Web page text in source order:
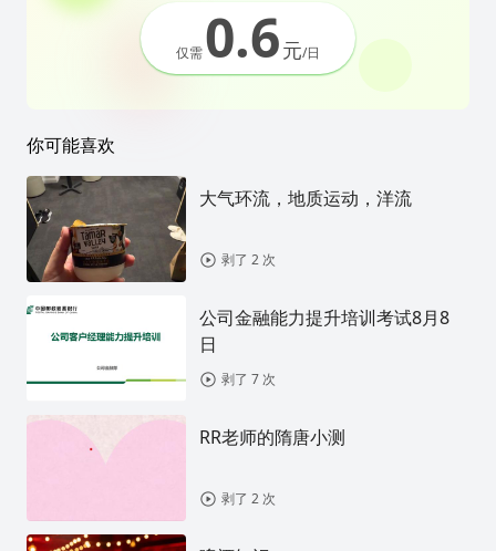
仅需0.6元/日
你可能喜欢
大气环流，地质运动，洋流
剥了 2 次
公司金融能力提升培训考试8月8
日
剥了 7 次
RR老师的隋唐小测
剥了 2 次